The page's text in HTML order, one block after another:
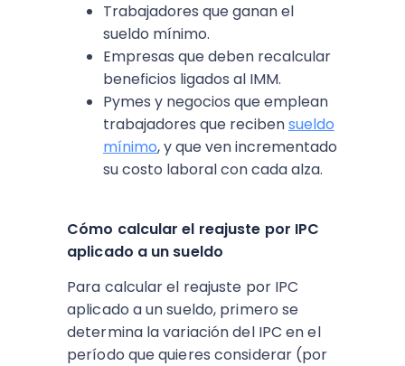
Trabajadores que ganan el
sueldo mínimo.
Empresas que deben recalcular
beneficios ligados al IMM.
Pymes y negocios que emplean
trabajadores que recibensueldo
mínimo, y que ven incrementado
su costo laboral con cada alza.
Cómo calcular el reajuste por IPC
aplicado a un sueldo
Para calcular el reajuste por IPC
aplicado a un sueldo, primero se
determina la variación del IPC en el
período que quieres considerar (por